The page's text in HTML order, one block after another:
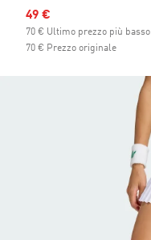
Prezzo scontato
49 €
70 € Ultimo prezzo più basso
70 € Prezzo originale